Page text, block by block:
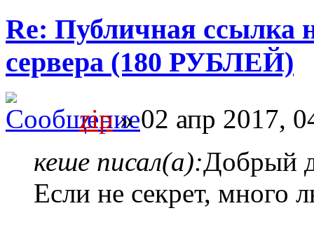
Re: Публичная ссылка
сервера (180 РУБЛЕЙ)
zip» 02 апр 2017,
кеше писал(а):Добрый
Если не секрет, много